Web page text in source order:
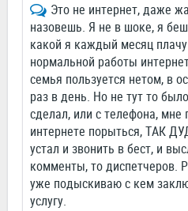
Это не интернет, даже
назовешь. Я не в шоке, я
какой я каждый месяц
нормальной работы
семья пользуется нетом, в
раз в день. Но не тут то
сделал, или с телефона, мне
интернете порыться, ТАК
устал и звонить в бест, и
комменты, то диспетчеров.
уже подыскиваю с кем
услугу.